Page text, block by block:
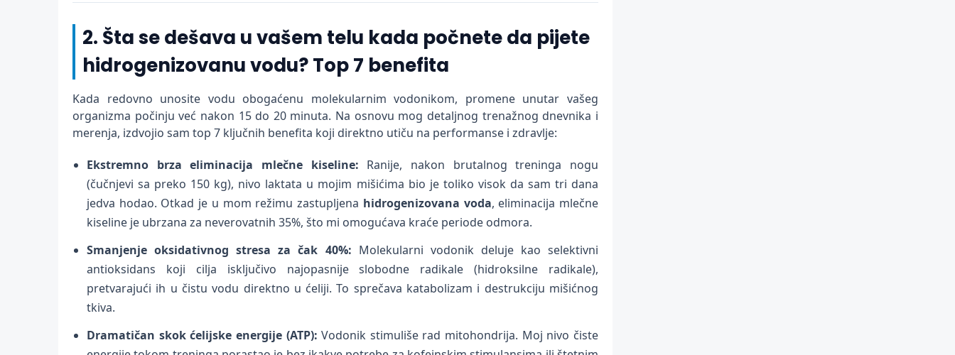
2. Šta se dešava u vašem telu kada počnete da pijete
hidrogenizovanu vodu? Top 7 benefita
Kada redovno unosite vodu obogaćenu molekularnim vodonikom, promene unutar vašeg
organizma počinju već nakon 15 do 20 minuta. Na osnovu mog detaljnog trenažnog dnevnika i
merenja, izdvojio sam top 7 ključnih benefita koji direktno utiču na performanse i zdravlje:
Ekstremno brza eliminacija mlečne kiseline: Ranije, nakon brutalnog treninga nogu
(čučnjevi sa preko 150 kg), nivo laktata u mojim mišićima bio je toliko visok da sam tri dana
jedva hodao. Otkad je u mom režimu zastupljena hidrogenizovana voda, eliminacija mlečne
kiseline je ubrzana za neverovatnih 35%, što mi omogućava kraće periode odmora.
Smanjenje oksidativnog stresa za čak 40%: Molekularni vodonik deluje kao selektivni
antioksidans koji cilja isključivo najopasnije slobodne radikale (hidroksilne radikale),
pretvarajući ih u čistu vodu direktno u ćeliji. To sprečava katabolizam i destrukciju mišićnog
tkiva.
Dramatičan skok ćelijske energije (ATP): Vodonik stimuliše rad mitohondrija. Moj nivo čiste